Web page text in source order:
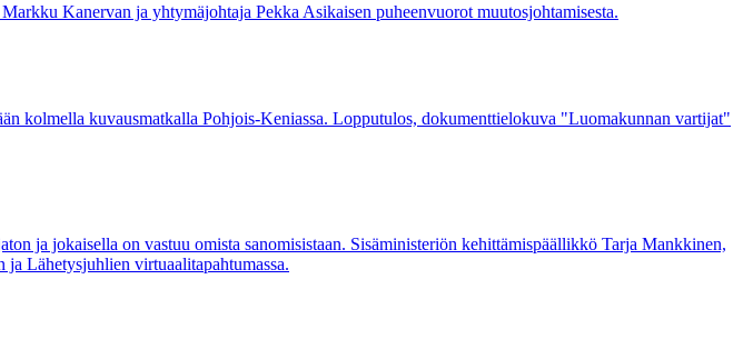
Kanervan ja yhtymäjohtaja Pekka Asikaisen puheenvuorot muutosjohtamisesta.
kolmella kuvausmatkalla Pohjois-Keniassa. Lopputulos, dokumenttielokuva "Luomakunnan vartijat"
ja jokaisella on vastuu omista sanomisistaan. Sisäministeriön kehittämispäällikkö Tarja Mankkinen,
Lähetysjuhlien virtuaalitapahtumassa.